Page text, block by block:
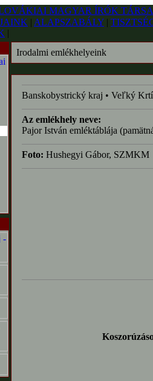
| ALAPSZABÁLY |
|
Irodalmi emlékhelyeink
Banskobystrický kraj • Veľký
Az emlékhely neve:
Pajor István emléktáblája
Foto: Hushegyi Gábor, SZMKM